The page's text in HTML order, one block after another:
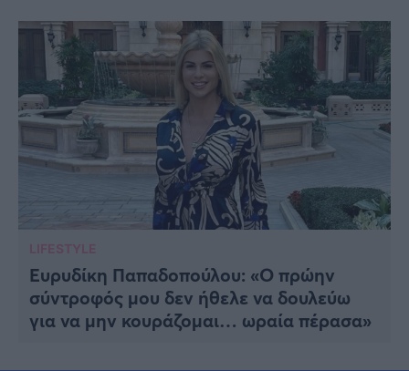
LIFESTYLE
Ευρυδίκη Παπαδοπούλου: «Ο πρώην
σύντροφός μου δεν ήθελε να δουλεύω
για να μην κουράζομαι… ωραία πέρασα»